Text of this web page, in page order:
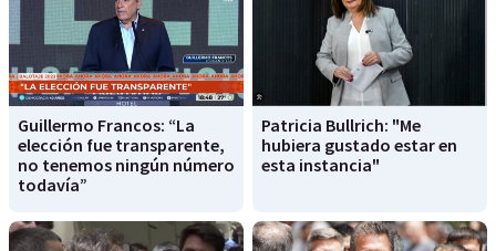
Guillermo Francos: “La
elección fue transparente,
no tenemos ningún número
todavía”
Patricia Bullrich: "Me
hubiera gustado estar en
esta instancia"